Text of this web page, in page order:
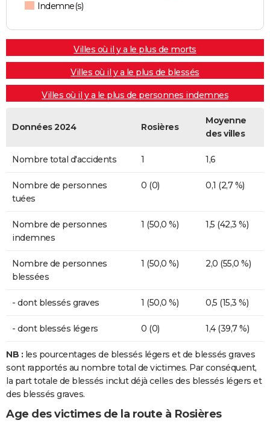
Indemne(s)
Villes où il y a le plus de morts
Villes où il y a le plus de blessés
Villes où il y a le plus de personnes indemnes
Données 2024 Rosières
Moyenne
des villes
Nombre total d'accidents 1 1,6
Nombre de personnes
tuées
0 (0) 0,1 (2,7 %)
Nombre de personnes
indemnes
1 (50,0 %) 1,5 (42,3 %)
Nombre de personnes
blessées
1 (50,0 %) 2,0 (55,0 %)
- dont blessés graves 1 (50,0 %) 0,5 (15,3 %)
- dont blessés légers 0 (0) 1,4 (39,7 %)
NB : les pourcentages de blessés légers et de blessés graves
sont rapportés au nombre total de victimes. Par conséquent,
la part totale de blessés inclut déjà celles des blessés légers et
des blessés graves.
Age des victimes de la route à Rosières